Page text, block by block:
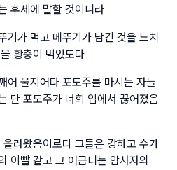
후세에 말할 것이니라
기가 먹고 메뚜기가 남긴 것을 느치
황충이 먹었도다
어 울지어다 포도주를 마시는 자들
단 포도주가 너희 입에서 끊어졌음
라왔음이로다 그들은 강하고 수가
이빨 같고 그 어금니는 암사자의